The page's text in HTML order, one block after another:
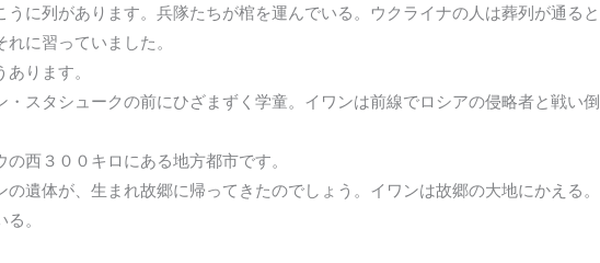
に列があります。兵隊たちが棺を運んでいる。ウクライナの人は葬列が通ると
に習っていました。
ります。
・スタシュークの前にひざまずく学童。イワンは前線でロシアの侵略者と戦い倒
西３００キロにある地方都市です。
遺体が、生まれ故郷に帰ってきたのでしょう。イワンは故郷の大地にかえる。
。